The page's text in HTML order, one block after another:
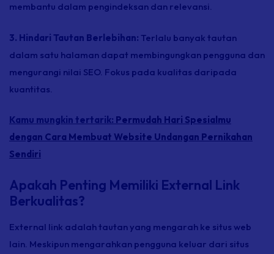
membantu dalam pengindeksan dan relevansi.
3. Hindari Tautan Berlebihan: Terlalu banyak tautan
dalam satu halaman dapat membingungkan pengguna dan
mengurangi nilai SEO. Fokus pada kualitas daripada
kuantitas.
Kamu mungkin tertarik: Permudah Hari Spesialmu
dengan Cara Membuat Website Undangan Pernikahan
Sendiri
Apakah Penting Memiliki External Link
Berkualitas?
External link adalah tautan yang mengarah ke situs web
lain. Meskipun mengarahkan pengguna keluar dari situs